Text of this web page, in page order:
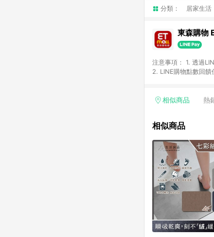
分類： 居家生活
東森購物
注意事項： 1. 透過
2. LINE購物點數回
「草莓網」全館商品
面顯示為準。 7.
品資料更新會有時
準。 9. 若有贈點爭
贈點回饋。 10. 部
紅包頁面規則為準。
相似商品 熱
相似商品